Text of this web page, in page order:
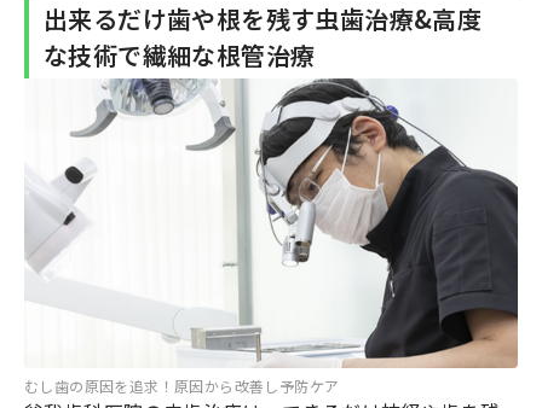
出来るだけ歯や根を残す虫歯治療&高度
な技術で繊細な根管治療
むし歯の原因を追求！原因から改善し予防ケア